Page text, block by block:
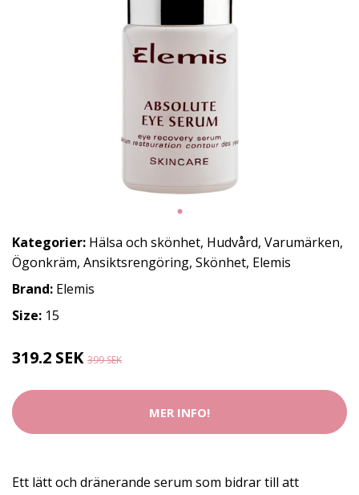
Kategorier: Hälsa och skönhet, Hudvård, Varumärken,
Ögonkräm, Ansiktsrengöring, Skönhet, Elemis
Brand: Elemis
Size: 15
319.2 SEK 399 SEK
MER INFO!
Ett lätt och dränerande serum som bidrar till att